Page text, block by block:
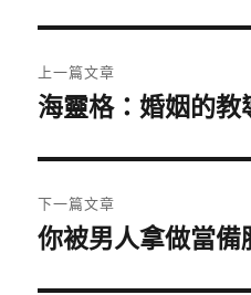
章
覽
上一篇文章
上
篇
文
章:
海靈格：婚姻的教
下一篇文章
下
你被男人拿做當備